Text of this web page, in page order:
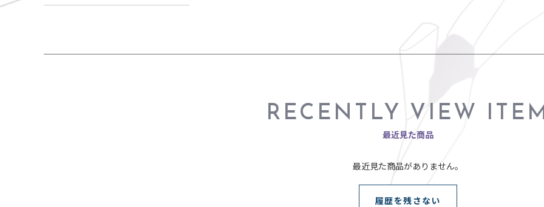
RECENTLY VIEW
最近見た商品
最近見た商品がありません。
履歴を残さない